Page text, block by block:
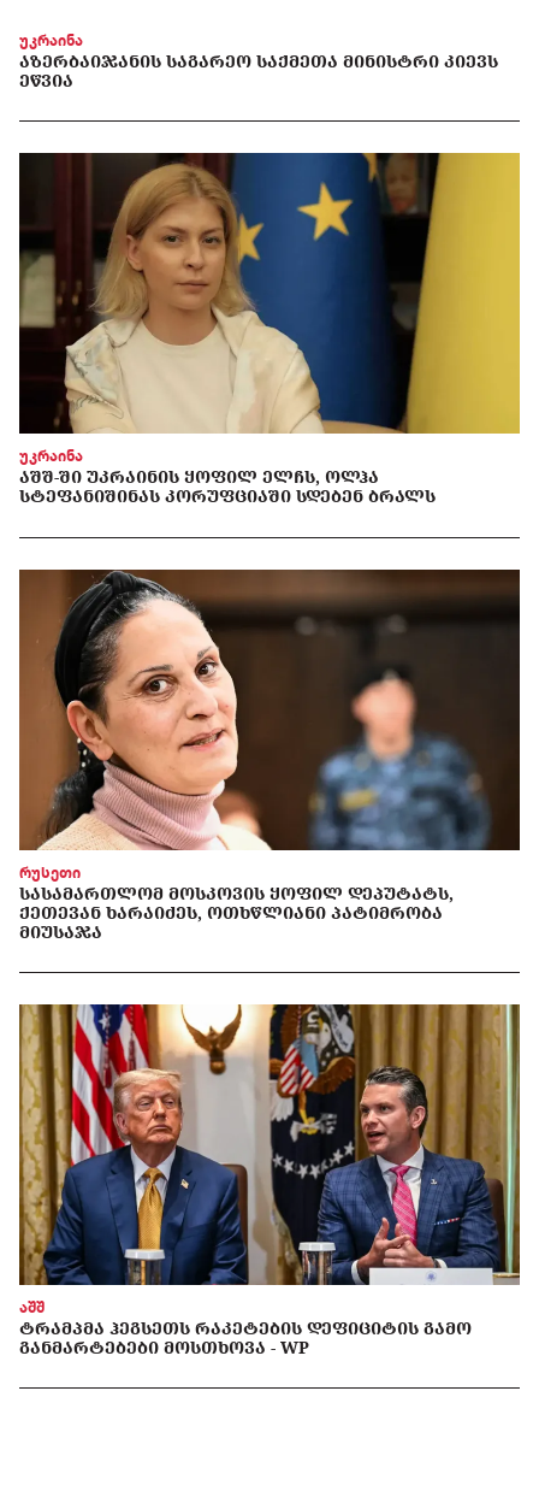
უკრაინა
ᲐᲖᲔᲠᲑᲐᲘᲯᲐᲜᲘᲡ ᲡᲐᲒᲐᲠᲔᲝ ᲡᲐᲥᲛᲔᲗᲐ ᲛᲘᲜᲘᲡᲢᲠᲘ ᲙᲘᲔᲕᲡ
ᲔᲬᲕᲘᲐ
უკრაინა
ᲐᲨᲨ-ᲨᲘ ᲣᲙᲠᲐᲘᲜᲘᲡ ᲧᲝᲤᲘᲚ ᲔᲚᲩᲡ, ᲝᲚᲰᲐ
ᲡᲢᲔᲤᲐᲜᲘᲨᲘᲜᲐᲡ ᲙᲝᲠᲣᲤᲪᲘᲐᲨᲘ ᲡᲓᲔᲑᲔᲜ ᲑᲠᲐᲚᲡ
რუსეთი
ᲡᲐᲡᲐᲛᲐᲠᲗᲚᲝᲛ ᲛᲝᲡᲙᲝᲕᲘᲡ ᲧᲝᲤᲘᲚ ᲓᲔᲞᲣᲢᲐᲢᲡ,
ᲥᲔᲗᲔᲕᲐᲜ ᲮᲐᲠᲐᲘᲫᲔᲡ, ᲝᲗᲮᲬᲚᲘᲐᲜᲘ ᲞᲐᲢᲘᲛᲠᲝᲑᲐ
ᲛᲘᲣᲡᲐᲯᲐ
აშშ
ᲢᲠᲐᲛᲞᲛᲐ ᲰᲔᲒᲡᲔᲗᲡ ᲠᲐᲙᲔᲢᲔᲑᲘᲡ ᲓᲔᲤᲘᲪᲘᲢᲘᲡ ᲒᲐᲛᲝ
ᲒᲐᲜᲛᲐᲠᲢᲔᲑᲔᲑᲘ ᲛᲝᲡᲗᲮᲝᲕᲐ - WP